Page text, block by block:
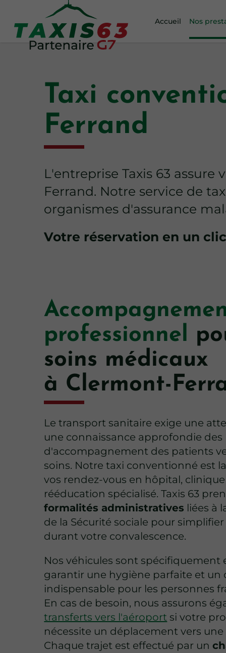
Accueil Nos
Taxi
Ferrand
L'entreprise Taxis 63
Ferrand. Notre service de
organismes d'assurance
Votre réservation en un
professionnel
soins médicaux
à Clermont-
Le transport sanitaire exige une
une connaissance approfondie
d'accompagnement des patients
soins. Notre taxi conventionné est
vos rendez-vous en hôpital,
rééducation spécialisé. Taxis 63
formalités administratives liées à
de la Sécurité sociale pour
durant votre convalescence.
Nos véhicules sont
garantir une hygiène parfaite et un
indispensable pour les personnes
En cas de besoin, nous assurons
transferts vers l'aéroport si votre
nécessite un déplacement vers
Chaque trajet est effectué par un